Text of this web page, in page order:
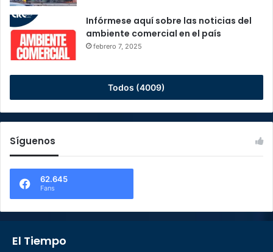
Infórmese aquí sobre las noticias del
ambiente comercial en el país
febrero 7, 2025
Todos (4009)
Síguenos
62.645
Fans
El Tiempo